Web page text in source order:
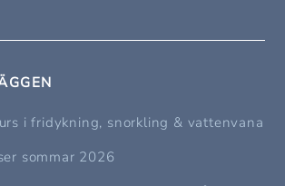
i fridykning, snorkling & vattenvana
sommar 2026